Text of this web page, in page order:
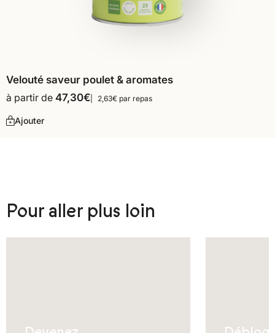
Velouté saveur poulet & aromates
à partir de 47,30€ 2,63€ par repas
Ajouter
Pour aller plus loin